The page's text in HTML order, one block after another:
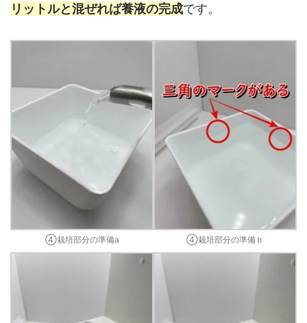
リットルと混ぜれば養液の完成です。
④栽培部分の準備a ④栽培部分の準備ｂ